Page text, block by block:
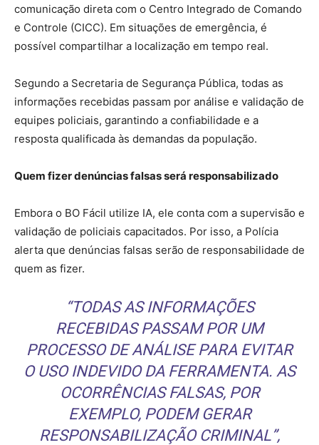
comunicação direta com o Centro Integrado de Comando
e Controle (CICC). Em situações de emergência, é
possível compartilhar a localização em tempo real.
Segundo a Secretaria de Segurança Pública, todas as
informações recebidas passam por análise e validação de
equipes policiais, garantindo a confiabilidade e a
resposta qualificada às demandas da população.
Quem fizer denúncias falsas será responsabilizado
Embora o BO Fácil utilize IA, ele conta com a supervisão e
validação de policiais capacitados. Por isso, a Polícia
alerta que denúncias falsas serão de responsabilidade de
quem as fizer.
“TODAS AS INFORMAÇÕES
RECEBIDAS PASSAM POR UM
PROCESSO DE ANÁLISE PARA EVITAR
O USO INDEVIDO DA FERRAMENTA. AS
OCORRÊNCIAS FALSAS, POR
EXEMPLO, PODEM GERAR
RESPONSABILIZAÇÃO CRIMINAL”,